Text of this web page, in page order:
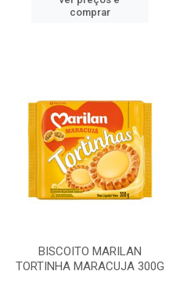
comprar
BISCOITO MARILAN
TORTINHA MARACUJA 300G